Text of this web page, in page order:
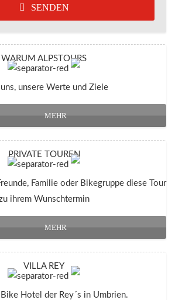
SENDEN
WARUM ALPSTOURS
unsere Werte und Ziele
MEHR
PRIVATE TOUREN
Familie oder Bikegruppe diese Tour
ihrem Wunschtermin
MEHR
VILLA REY
Hotel der Rey´s in Umbrien.